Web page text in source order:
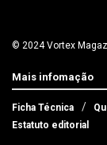
© 2024 Vortex
Mais infomação
Ficha Técnica
Estatuto editorial